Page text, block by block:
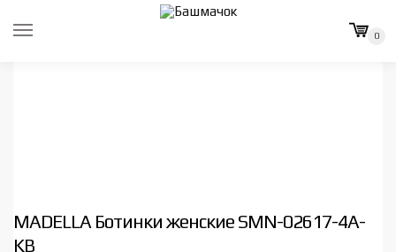
0
MADELLA Ботинки женские SMN-02617-4A-
KB